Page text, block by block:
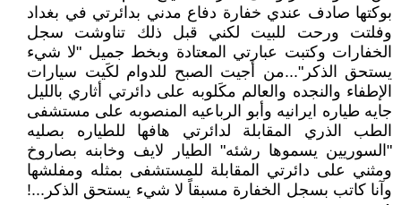
بوكتها صادف عندي خفارة دفاع مدني بدائرتي في بغداد
وفلتت ورحت للبيت لكني قبل ذلك تناوشت سجل
الخفارات وكتبت عبارتي المعتادة وبخط جميل "لا شيء
يستحق الذكر"...من أجيت الصبح للدوام لكَيت سيارات
الإطفاء والنجده والعالم مكَلوبه على دائرتي أثاري بالليل
جايه طياره ايرانيه وأبو الرباعيه المنصوبه على مستشفى
الطب الذري المقابلة لدائرتي هافها للطياره بصليه
"السوريين يسموها رشئه" الطيار لايف وخابنه بصاروخ
ومثني على دائرتي المقابلة للمستشفى بمثله ومفلشها
وآنا كاتب بسجل الخفارة مسبقاً لا شيء يستحق الذكر...!